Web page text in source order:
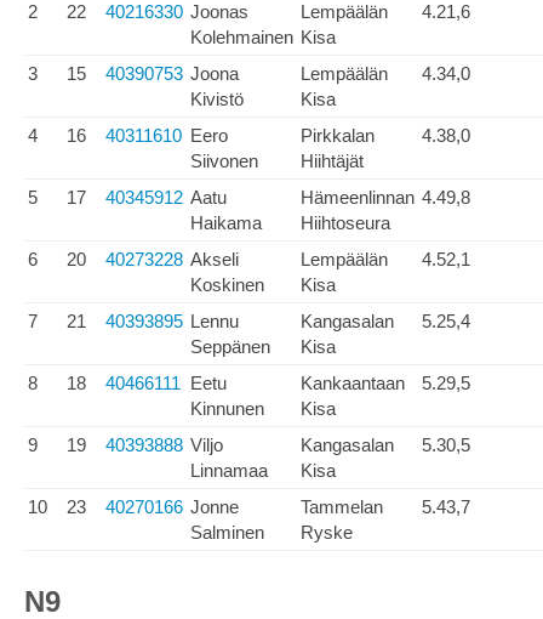
2 22 40216330 Joonas
Kolehmainen
Lempäälän
Kisa
4.21,6
3 15 40390753 Joona
Kivistö
Lempäälän
Kisa
4.34,0
4 16 40311610 Eero
Siivonen
Pirkkalan
Hiihtäjät
4.38,0
5 17 40345912 Aatu
Haikama
Hämeenlinnan
Hiihtoseura
4.49,8
6 20 40273228 Akseli
Koskinen
Lempäälän
Kisa
4.52,1
7 21 40393895 Lennu
Seppänen
Kangasalan
Kisa
5.25,4
8 18 40466111 Eetu
Kinnunen
Kankaantaan
Kisa
5.29,5
9 19 40393888 Viljo
Linnamaa
Kangasalan
Kisa
5.30,5
10 23 40270166 Jonne
Salminen
Tammelan
Ryske
5.43,7
N9